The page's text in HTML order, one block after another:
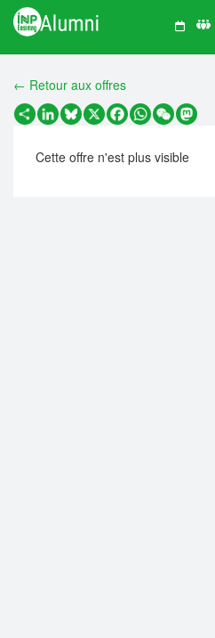
← Retour aux offres
PartagerLinkedIn
Bluesky
X Facebook
WhatsApp
WeChat
Cette offre n'est plus visible